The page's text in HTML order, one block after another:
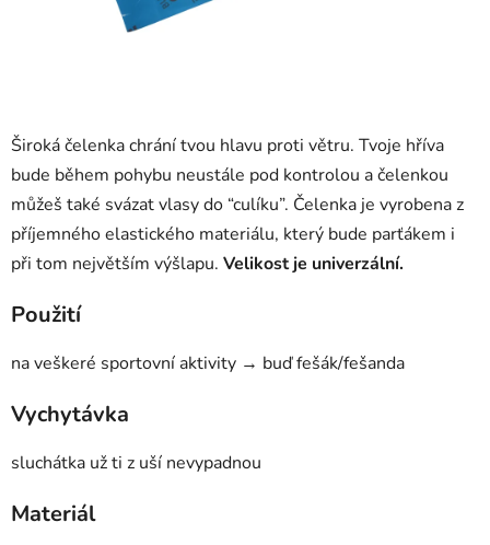
Široká čelenka chrání tvou hlavu proti větru. Tvoje hříva
bude během pohybu neustále pod kontrolou a čelenkou
můžeš také svázat vlasy do “culíku”. Čelenka je vyrobena z
příjemného elastického materiálu, který bude parťákem i
při tom největším výšlapu. Velikost je univerzální.
Použití
na veškeré sportovní aktivity → buď fešák/fešanda
Vychytávka
sluchátka už ti z uší nevypadnou
Materiál